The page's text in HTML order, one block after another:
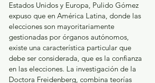
Estados Unidos y Europa, Pulido Gómez
expuso que en América Latina, donde las
elecciones son mayoritariamente
gestionadas por órganos autónomos,
existe una característica particular que
debe ser considerada, que es la confianza
en las elecciones. La investigación de la
Doctora Freidenberg, combina teorías